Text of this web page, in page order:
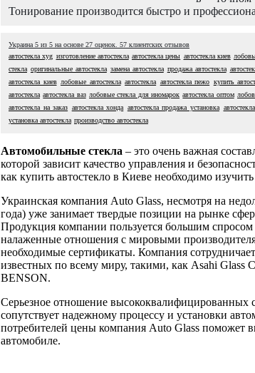
Тонирование производится быстро и
Украина 5 из 5 на основе 27 оценок. 57 клиентских отзывов
автостекла xyg изготовление автостекла автостекла цены автостекла киев
стекла оригинальные автостекла замена автостекла продажа автостекла
автостекла киев лобовые автостекла автостекла автостекла пежо купить
автостекла автостекла ваз лобовые стекла для иномарок автостекла оптом
автостекла на заказ автостекла хонда автостекла продажа установка
установка автостекла производство автостекла
Автомобильные стекла – это очень важная
которой зависит качество управления и
как купить автостекло в Киеве необходимо
Украинская компания Auto Glass, несмотря на
года) уже занимает твердые позиции на рынке
Продукция компании пользуется большим
налаженные отношения с мировыми
необходимые сертификаты. Компания
известных по всему миру, такими, как Asahi Glass
BENSON.
Серьезное отношение высококвалифицированных
сопутствует надежному процессу и установки
потребителей цены компания Auto Glass поможет
автомобиле.